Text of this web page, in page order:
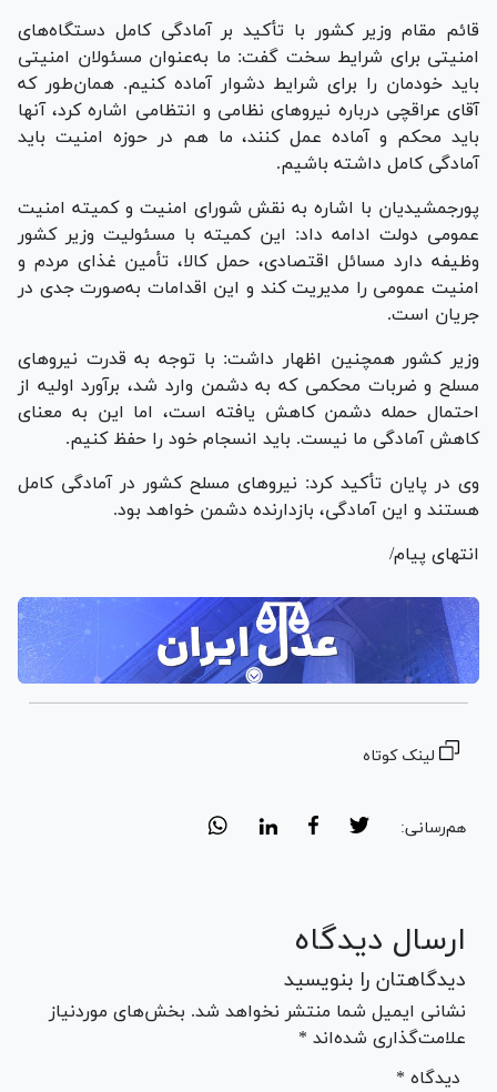
قائم مقام وزیر کشور با تأکید بر آمادگی کامل دستگاه‌های
امنیتی برای شرایط سخت گفت: ما به‌عنوان مسئولان امنیتی
باید خودمان را برای شرایط دشوار آماده کنیم. همان‌طور که
آقای عراقچی درباره نیرو‌های نظامی و انتظامی اشاره کرد، آنها
باید محکم و آماده عمل کنند، ما هم در حوزه امنیت باید
آمادگی کامل داشته باشیم.
پورجمشیدیان با اشاره به نقش شورای امنیت و کمیته امنیت
عمومی دولت ادامه داد: این کمیته با مسئولیت وزیر کشور
وظیفه دارد مسائل اقتصادی، حمل کالا، تأمین غذای مردم و
امنیت عمومی را مدیریت کند و این اقدامات به‌صورت جدی در
جریان است.
وزیر کشور همچنین اظهار داشت: با توجه به قدرت نیرو‌های
مسلح و ضربات محکمی که به دشمن وارد شد، برآورد اولیه از
احتمال حمله دشمن کاهش یافته است، اما این به معنای
کاهش آمادگی ما نیست. باید انسجام خود را حفظ کنیم.
وی در پایان تأکید کرد: نیرو‌های مسلح کشور در آمادگی کامل
هستند و این آمادگی، بازدارنده دشمن خواهد بود.
انتهای پیام/
لینک کوتاه
هم‌رسانی:
ارسال دیدگاه
دیدگاهتان را بنویسید
نشانی ایمیل شما منتشر نخواهد شد. بخش‌های موردنیاز
علامت‌گذاری شده‌اند *
* دیدگاه